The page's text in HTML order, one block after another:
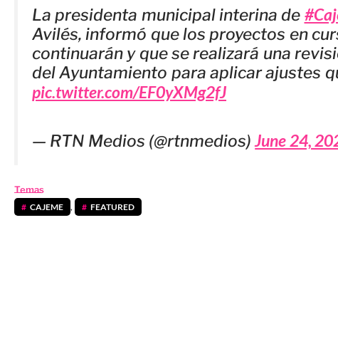
La presidenta municipal interina de
Avilés, informó que los proyectos en
continuarán y que se realizará una
del Ayuntamiento para aplicar ajustes
pic.twitter.com/EF0yXMg2fJ
— RTN Medios (@rtnmedios)June 24,
Temas
CAJEME , FEATURED